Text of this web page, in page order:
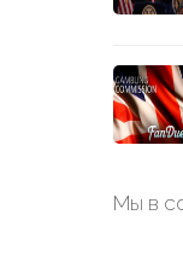
Мы в